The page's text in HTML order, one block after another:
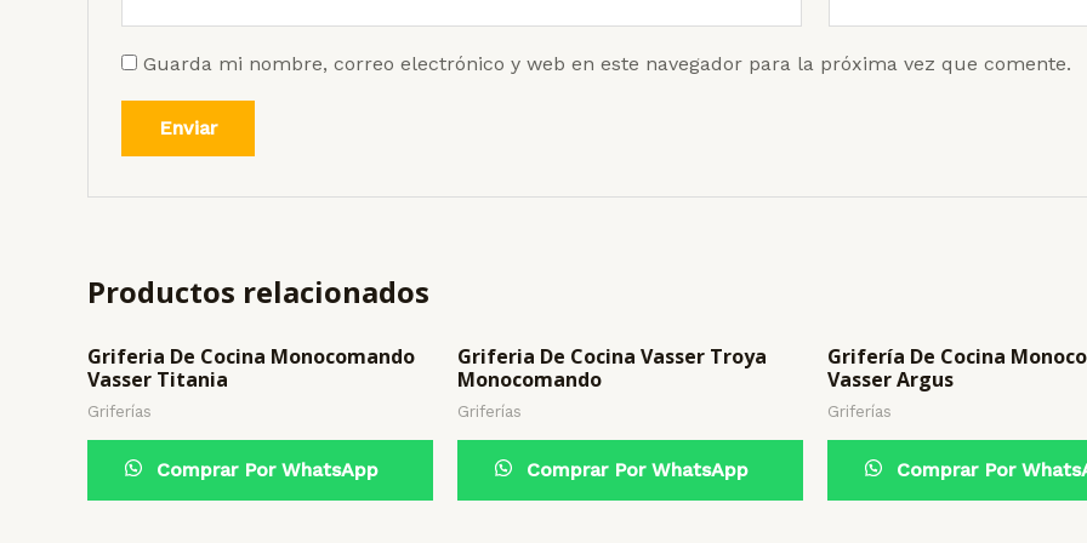
Guarda mi nombre, correo electrónico y web en este navegador para la próxima vez que comente.
Productos relacionados
Griferia De Cocina Monocomando
Vasser Titania
Griferías
Comprar Por WhatsApp
Griferia De Cocina Vasser Troya
Monocomando
Griferías
Comprar Por WhatsApp
Grifería De Cocina
Vasser Argus
Griferías
Comprar Por